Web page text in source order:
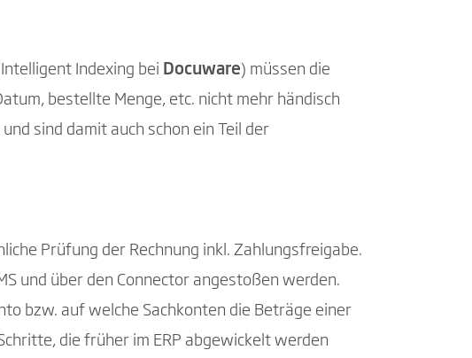
Indexing bei Docuware) müssen die
bestellte Menge, etc. nicht mehr händisch
sind damit auch schon ein Teil der
Prüfung der Rechnung inkl. Zahlungsfreigabe.
und über den Connector angestoßen werden.
bzw. auf welche Sachkonten die Beträge einer
die früher im ERP abgewickelt werden